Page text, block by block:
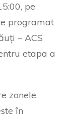
pe
programat
– ACS
etapa a
zonele
în